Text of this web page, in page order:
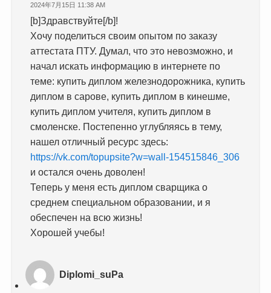
2024年7月15日 11:38 AM
[b]Здравствуйте[/b]!
Хочу поделиться своим опытом по заказу
аттестата ПТУ. Думал, что это невозможно, и
начал искать информацию в интернете по
теме: купить диплом железнодорожника, купить
диплом в сарове, купить диплом в кинешме,
купить диплом учителя, купить диплом в
смоленске. Постепенно углубляясь в тему,
нашел отличный ресурс здесь:
https://vk.com/topupsite?w=wall-154515846_306
и остался очень доволен!
Теперь у меня есть диплом сварщика о
среднем специальном образовании, и я
обеспечен на всю жизнь!
Хорошей учебы!
Diplomi_suPa